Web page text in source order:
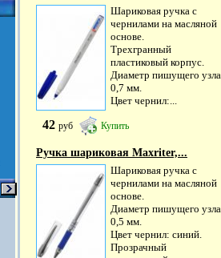
Шариковая ручка с
чернилами на масляной
основе.
Трехгранный
пластиковый корпус.
Диаметр пишущего
0,7 мм.
Цвет чернил:...
42 руб Купить
Ручка шариковая Maxriter,...
Шариковая ручка с
чернилами на масляной
основе.
Диаметр пишущего
0,5 мм.
Цвет чернил: синий.
Прозрачный